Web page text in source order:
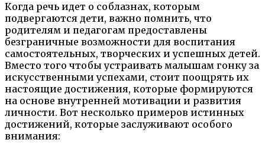
Когда речь идет о соблазнах, которым
подвергаются дети, важно помнить, что
родителям и педагогам предоставлены
безграничные возможности для воспитания
самостоятельных, творческих и успешных детей.
Вместо того чтобы устраивать малышам гонку за
искусственными успехами, стоит поощрять их
настоящие достижения, которые формируются
на основе внутренней мотивации и развития
личности. Вот несколько примеров истинных
достижений, которые заслуживают особого
внимания: